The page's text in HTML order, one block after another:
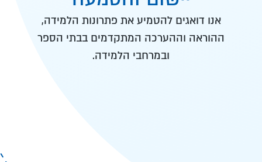
אנו דואגים להטמיע את פתרונות הלמידה,
ההוראה וההערכה המתקדמים בבתי הספר
ובמרחבי הלמידה.